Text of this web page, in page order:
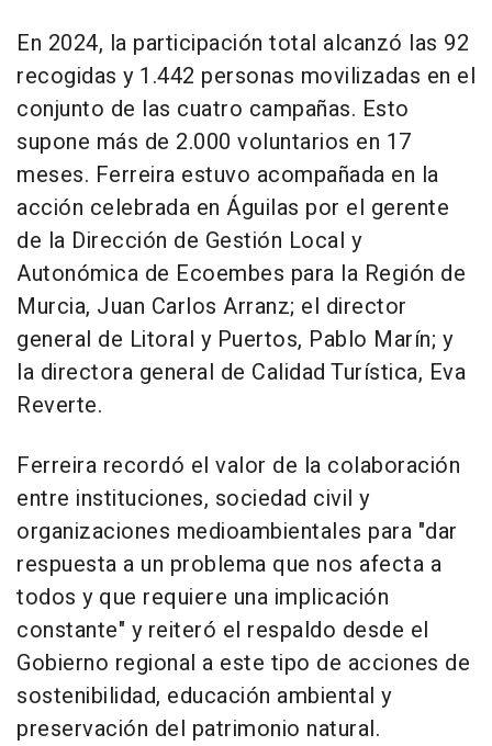
En 2024, la participación total alcanzó las 92
recogidas y 1.442 personas movilizadas en el
conjunto de las cuatro campañas. Esto
supone más de 2.000 voluntarios en 17
meses. Ferreira estuvo acompañada en la
acción celebrada en Águilas por el gerente
de la Dirección de Gestión Local y
Autonómica de Ecoembes para la Región de
Murcia, Juan Carlos Arranz; el director
general de Litoral y Puertos, Pablo Marín; y
la directora general de Calidad Turística, Eva
Reverte.
Ferreira recordó el valor de la colaboración
entre instituciones, sociedad civil y
organizaciones medioambientales para "dar
respuesta a un problema que nos afecta a
todos y que requiere una implicación
constante" y reiteró el respaldo desde el
Gobierno regional a este tipo de acciones de
sostenibilidad, educación ambiental y
preservación del patrimonio natural.